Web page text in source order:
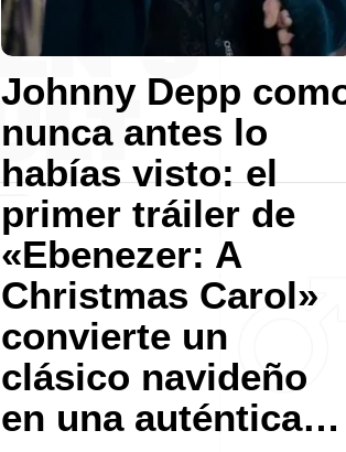
Johnny Depp
nunca antes lo
habías visto: el
primer tráiler de
«Ebenezer: A
Christmas Carol»
convierte un
clásico navideño
en una auténtica…